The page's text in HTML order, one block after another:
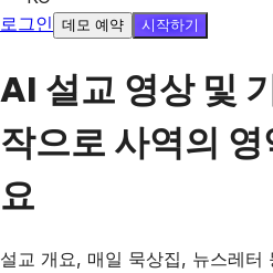
로그인
데모 예약 시작하기
AI 설교 영상 및
작으로 사역의
요
설교 개요, 매일 묵상집, 뉴스레